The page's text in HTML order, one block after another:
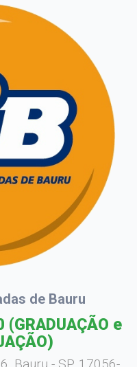
de Bauru
(GRADUAÇÃO e